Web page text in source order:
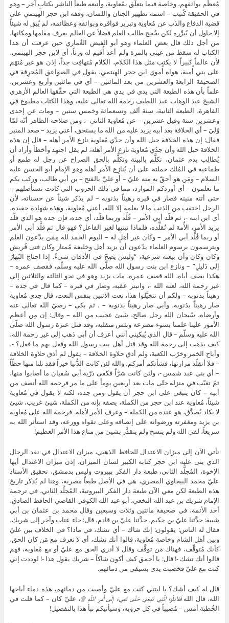
مُعظَم بوائقهم، وخاصة فيما يتعلَّق بمُعاوية، وأتبعه طبعاً الناشر بكتابٍ آخر – وهو
في الحقيقة كُتيب – اسمه تطهير الجنان واللسان، وقفه ابن حجر الهيتمي على
قضية الدفاع والذب عن مُعاوية وتبرير فواقره وبوائقه وعظائمه، لم يُبق له شيئاً
إلا حاول أن يُبرِّره لكن بحُجج طالب العلم فضلاً عن العالم يعرف مقامها ومكانها،
من أجل ذلك قال بعض العلماء وهو أبو الفيض الغُماري حين عرفت أن هذا
الكتاب له سقط من عيني بالمرة ولم أعد أُقيم له وزناً، أي لابن حجر الهيتمي،
لأن عالماً كبيراً لا يكتب مثل هذا الكلام، الكلام مُتهافِت جداً، إذن هو غير مُتهَم
على بني أُمية، هواه أُموي ابن حجر الهيتمي، يقول في الصواعق المُحرِقة في
الصحيفة الرابعة والعشرين من بعد المائتين – أي في مائتين وأربع وعشرين،
علماً بأن هذه الطبعة التي يدي في يدي هي الطبعة التي حقَّقها العالم الأزهري
الشيخ عبد الوهاب عبد اللطيف رحمة الله تعالى عليه، وهذا الكتاب مطبوع في
القاهرة، الطبعة الثانية، سنة ألف وتسعمائة وخمس ستين – ومات عن إحدى
وعشرين سنة وقيل عشرين – عن مُعاوية الثاني -، ومن صلاحه الظاهر أنّه لمّا
وُليَ – أي الخلافة بعد أبيه يزيد عليه من الله ما يستحق، أعني يزيد – صعد المنبر
فقال: إن هذه الخلافة حبل الله وأن جدّي مُعاوية نازع الأمر أهله – قال إن هذه
الخلافة حبل الله وأن جدّي مُعاوية نازع الأمر أهله، لم يقل اجتهد وأخطأ وأراد أن
يُطالِب بدم عثمان، تكلَّم بالبينة وتكلَّم بالحق الصراح عن رجل له طمع أو
طماعية في المُلك حملته على أن يُنازِع الأمر أهله وهو الإمام أبو الحسن عليه
السلام – ومَن هو أحقّ به منه عليّ – أو عليَّ بالفتح – بن أبي طالب، وركب بكم
ما تعلمون – أي أوردكم الموارد، مما في ذلك الحروب التي كادت تستأصلهم –
حتى أتته منيته فصار في قبره رهيناً بذنوبه – لم يذكر شيئاً عن حسناته، لأن
الرجل احتقب من الذنب ما لا يعلمه إلا الله، أعني مُعاوية، وهذه شهادة حفيده،
أي ابن ابنه -، ثم قلّد أبي الأمر – قُلِّد وربما قلَّد، أي جده، فإن جده هو الذي قلَّد
يزيد الأمر، الأُمة لم تُقلِّده، فلماذا نبنيها لغير الفاعل؟ فهو قال ثم قلَّد أبي الأمر
أو ربما قُلِّد أبي الأمر – وكان غير أهلٍ له – اليوم الحمد لله مِمَن يدّعون العلم
ويترسمون برسوم العلماء يدّعون أن يزيد أهل وخليفة مُمتاز وكان فتى قُريش
وكان وكان وأن بيعته شرعية، “وَلَيسَ يَصِحّ في الأذهان شيءٌ, إذا احتَاجَ النّهارُ
إلى دَليلِ” – ونازع ابن بنت رسول الله صلّى الله عليه وسلّم، فقصف عمره –
هكذا يصف أباه، الله قصف عمره، مات يزيد وهو في نحو الثالثة والثلاثين إلى
غير رحمة الله، لعنه الله -، وانبتر عقبه، وصار في قبره – كما قال في جده –
رهيناً بذنوبه – ولكم أن تتخيَّلوا هذا، نعت الاثنين بنفس النعت، قال جدي مُعاوية
صار رهيناً بذنوبه، وأبي صار رهيناً بذنوبه – ، ثم بكى – رضيَ الله تعالى عنه
وأرضاه، سُبحان الله رجل صالح، شيئ عجيب من الله – وقال: إن مِن أعظم
الأمور علينا علمنا بسوء مصرعه وبئس منقلبه، وقد قتل عترة رسول الله صلّى
الله عليه وسلّم – قال الذي يُبكيني أنني أعرف أن أبي ذهب إلى غير رحمة الله،
كيف يذهب إلى رحمة الله وقد قتل أهل بيت رسول الله وفعل بهم ما فعل؟ -،
وأباح الخمر وخرّب الكعبة، ولم أذق حلاوة الخلافة – يقول لم أذق حلاوة الخلافة
– فلا أتقلّد مرارتها، فشأنكم أمركم، والله لئن كانت الدُّنيا خيراً فقد نلنا منها حظّاً
– أي بني عبد شمس -، ولئن كانت شرّاً فكفى ذرّية أبي سُفيان ما أصابوا منها،
ثمّ تغيّب في منزله حتّى مات بعد أربعين يوماً على ما مر فرحمه الله أنصف من
أبيه – كان ينبغي على ابن حجر أن يقول ومن جده، لكنه لا يقول في مُعاوية
شيئاً، مُعاوية عند ابن حجر من الكملة، يصفه بإنه من الكملة، شيئ غريب، شيئ
لا يكاد يُصدَّق، هو عنده من الكملة – وعرف الأمر لأهله. فرحمة الله على مُعاوية
بن يزيد ومغفرته ورضوانه على إنصافه وعلى تقواه وورعه، وقد استأثر الله به
سريعاً، لقيَ الله ولم يتسخ ولم يتقذَّر بشيئ من متاع هذا الأمر العظيم!
نأتي الآن إلى ميزان الاعتدال للحافظ الذهبي، ميزان الاعتدال في نقد الرجال
الذي بنى عليه ابن حجر كتابه الكبير لسان الميزان، إذن ميزان الاعتدال أيها
الإخوة، المُجلَّد الثاني، طبعة دار الفكر ببيروت وليس بدمشق، تحقيق الأستاذ
عليّ محمد البيجاوي المصري، هي في الأصل طبعاً مصرية، وهنا لم يُذكَر تاريخ
هذه الطبعة لكن معي الآن طبعة دار الفكر البيروتية، المُجلَّد الثاني، في ترجمة
الإمام شريك بن عبد الله النخعي، أبو عبد الله الكوفي القاضي الحافظ الصادق،
أحد الأئمة، في صحيفة مائتين وثلاث وسبعين وقال محمد بن عثمان بن أبي
شيبة: حدَّثنا عليّ بن حكيم، حدَّثنا عليّ بن قادم، قال: جاء عتاب وآخر إلى شريك،
فقال له الناس: يقولون: إنك شاك – أي تشك، في ماذا؟ في الخلاف بين عليّ
وبين أهل الشام وخاصة مُعاوية، قالوا أنك تشك، أي لا تعرف مع مَن كان الحق،
كأنك مُتوقِّف، فهناك مَن توقَّف وقال لا أدري الحق مع عليّ أو مع مُعاوية، فهم
قالوا أنك تشك -! قال: يا أحمق كيف أكون شاكاً – شريك يقول هذا -! لوددت إني
كنت مع عليّ فخضبت يدى بسيفي من دمائهم.
قال له كيف أشك؟ يا ليتني كنت مع عليّ وأصبت من دمائهم، هذه دماء أباحها
الله، قال اللهفَقَاتِلُوا الَّتِي تَبْغِي حَتَّى تَفِيءَ إِلَى أَمْرِ اللَّهِ ۩، عليّ كان – كما قلت في
الخُطبة أمس – مُصيباً في كل حروبه، وسيأتيكم نبأ هذا بالتفصيل!